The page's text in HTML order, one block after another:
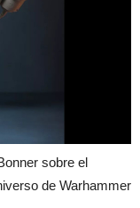
sobre el
de Warhammer